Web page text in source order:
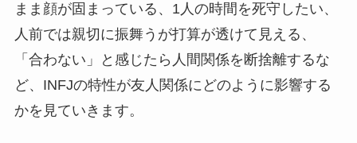
まま顔が固まっている、1人の時間を死守したい、
人前では親切に振舞うが打算が透けて見える、
「合わない」と感じたら人間関係を断捨離するな
ど、INFJの特性が友人関係にどのように影響する
かを見ていきます。